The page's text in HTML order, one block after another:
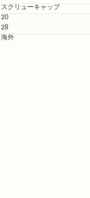
スクリューキャップ
20
28
海外